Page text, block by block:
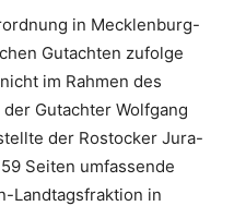
in Mecklenburg-
Gutachten zufolge
im Rahmen des
Gutachter Wolfgang
der Rostocker Jura-
Seiten umfassende
Landtagsfraktion in